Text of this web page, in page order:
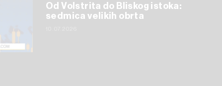
Od Volstrita do Bliskog istoka:
sedmica velikih obrta